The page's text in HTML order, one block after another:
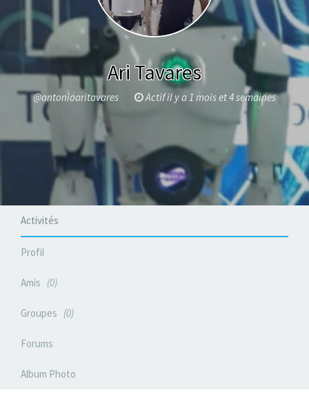
Ari Tavares
@antonioaritavares Actif il y a 1 mois et 4 semaines
Activités
Profil
Amis 0
Groupes 0
Forums
Album Photo